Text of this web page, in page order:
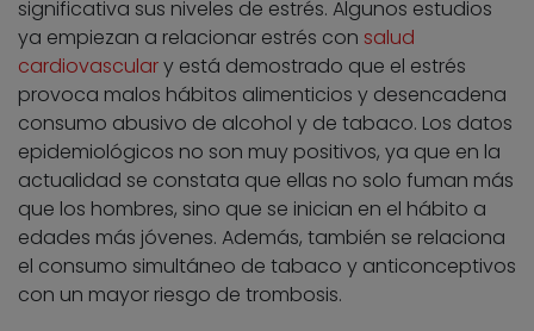
significativa sus niveles de estrés. Algunos estudios
ya empiezan a relacionar estrés con salud
cardiovasculary está demostrado que el estrés
provoca malos hábitos alimenticios y desencadena
consumo abusivo de alcohol y de tabaco. Los datos
epidemiológicos no son muy positivos, ya que en la
actualidad se constata que ellas no solo fuman más
que los hombres, sino que se inician en el hábito a
edades más jóvenes. Además, también se relaciona
el consumo simultáneo de tabaco y anticonceptivos
con un mayor riesgo de trombosis.